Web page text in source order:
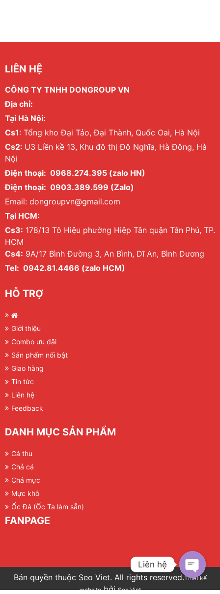
LIÊN HỆ
CÔNG TY TNHH DONGROUP VN
Địa chỉ:
Tại Hà Nội:
Cs1: Tổng kho Đại Tảo, Đại Thành, Quốc Oai, Hà Nội
Cs2: U3 Liền kề 13, Khu đô thị Đô Nghĩa, Hà Đông, Hà
Nội
Điện thoại: 0968.274.395 (zalo HN)
Điện thoại: 0903.389.599 (Zalo)
Email: dongroupvn@gmail.com
Tại HCM:
Cs3: 178/13 Tô Hiệu phường Hiệp Tân quận Tân Phú, TP.
HCM
Cs4: 9A/17 Bình Đường 3, An Bình, Dĩ An, Bình Dương
Tel: 0942.81.4466 (zalo HCM)
HỖ TRỢ
Giới thiệu
Combo ưu đãi
Sản phẩm nổi bật
Giao hàng
Tin tức
Liên hệ
Feedback
DANH MỤC SẢN PHẨM
Cá thu
Chả cá
Chả mực
Mực khô
Ốc Đá (Ốc Ta làm sẵn)
FANPAGE
Bản quyền thuộc Seo Viet. All rights reserved.Thiết kế
websitebởiSeo Viet
Liên hệ